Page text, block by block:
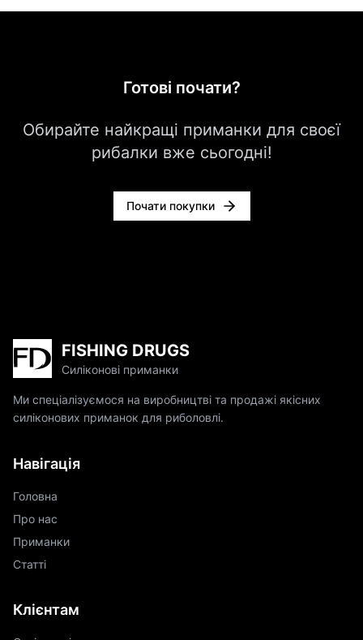
Готові почати?
Обирайте найкращі приманки для своєї
рибалки вже сьогодні!
Почати покупки
FISHING DRUGS
Силіконові приманки
Ми спеціалізуємося на виробництві та продажі якісних
силіконових приманок для риболовлі.
Навігація
Головна
Про нас
Приманки
Статті
Клієнтам